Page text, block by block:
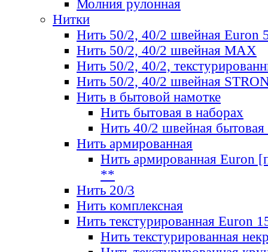
Молния рулонная
Нитки
Нить 50/2, 40/2 швейная Euron
Нить 50/2, 40/2 швейная МАХ
Нить 50/2, 40/2,
Нить 50/2, 40/2 швейная
Нить в бытовой намотке
Нить бытовая в наборах
Нить 40/2 швейная бытовая
Нить армированная
Нить армированная Euron
**
Нить 20/3
Нить комплексная
Нить текстурированная Euron
Нить текстурированная